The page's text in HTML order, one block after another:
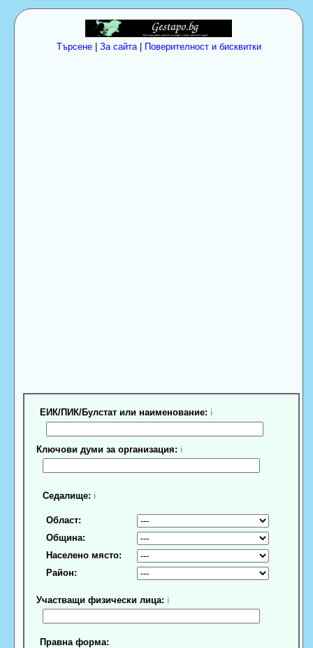
Търсене| За сайта| Поверителност и бисквитки
ЕИК/ПИК/Булстат или наименование: ℹ
Ключови думи за организация: ℹ
Седалище: ℹ
Област:
Община:
Населено място:
Район:
Участващи физически лица: ℹ
Правна форма: